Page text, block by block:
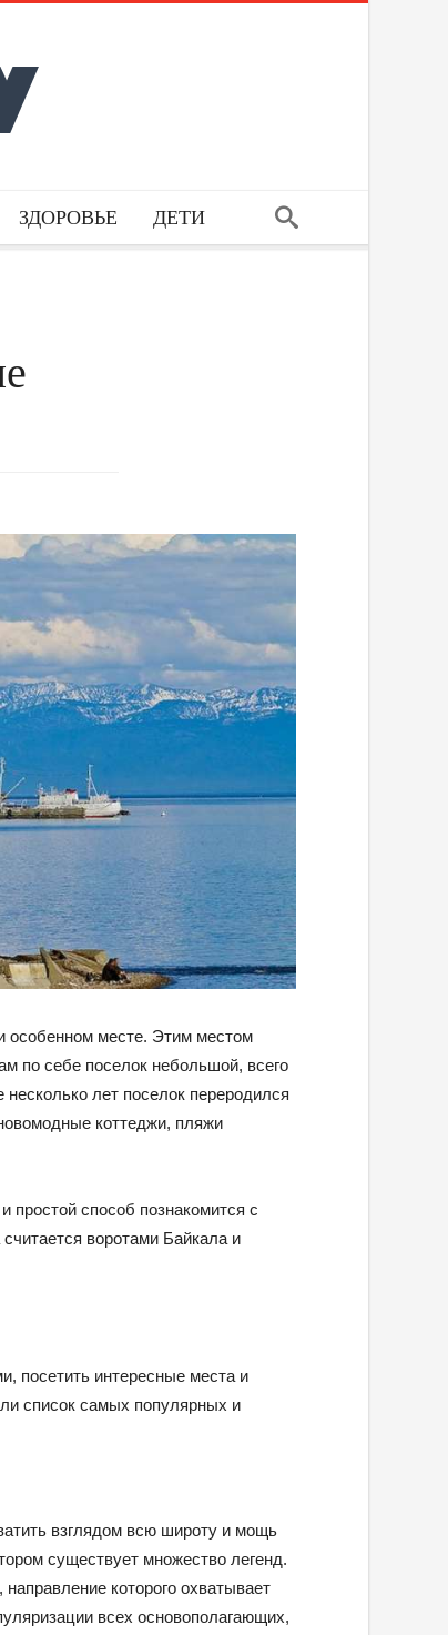
ЗДОРОВЬЕ ДЕТИ
особенном месте. Этим местом
по себе поселок небольшой, всего
лет поселок переродился
коттеджи, пляжи
способ познакомится с
воротами Байкала и
посетить интересные места и
список самых популярных и
взглядом всю широту и мощь
существует множество легенд.
которого охватывает
всех основополагающих,